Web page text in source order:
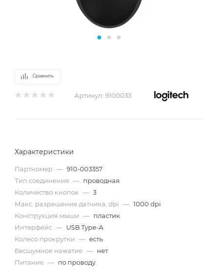
Сравнить
Артикул: 9100033
Характеристики
Партномер — 910-003357
Тип соединения — проводная
Количество кнопок — 3
Макс. разрешение датчика, dpi
— 1000 dpi
Конструкция мыши — пластик
Интерфейс — USB Type-A
Колесо прокрутки — есть
Бесшумное нажатие — нет
Питание — по проводу